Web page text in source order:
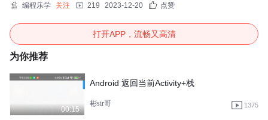
编程乐学 关注 219 2023-12-20 点赞
打开APP，流畅又高清
为你推荐
00:15
Android 返回当前Activity+栈
彬sir哥 1375